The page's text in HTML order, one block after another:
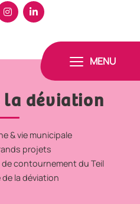
MENU
la déviation
& vie municipale
projets
contournement du Teil
la déviation